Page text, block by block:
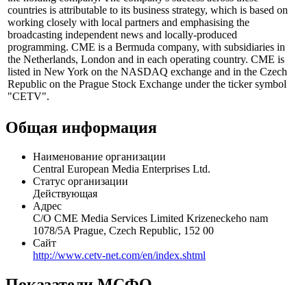
countries is attributable to its business strategy, which is based on
working closely with local partners and emphasising the
broadcasting independent news and locally-produced
programming. CME is a Bermuda company, with subsidiaries in
the Netherlands, London and in each operating country. CME is
listed in New York on the NASDAQ exchange and in the Czech
Republic on the Prague Stock Exchange under the ticker symbol
"CETV".
Общая информация
Наименование организации
Central European Media Enterprises Ltd.
Статус организации
Действующая
Адрес
C/O CME Media Services Limited Krizeneckeho nam
1078/5A Prague, Czech Republic, 152 00
Сайт
http://www.cetv-net.com/en/index.shtml